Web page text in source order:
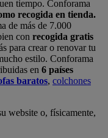
tiempo. Conforama
recogida en tienda.
de más de 7.000
con recogida gratis
para crear o renovar tu
estilo. Conforama
en 6 países
baratos, colchones
website o, físicamente,